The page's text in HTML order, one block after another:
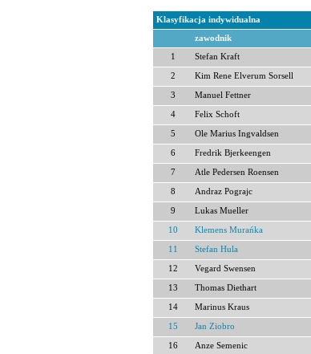
Klasyfikacja indywidualna
zawodnik
1 Stefan Kraft
2 Kim Rene Elverum Sorsell
3 Manuel Fettner
4 Felix Schoft
5 Ole Marius Ingvaldsen
6 Fredrik Bjerkeengen
7 Atle Pedersen Roensen
8 Andraz Pograjc
9 Lukas Mueller
10 Klemens Murańka
11 Stefan Hula
12 Vegard Swensen
13 Thomas Diethart
14 Marinus Kraus
15 Jan Ziobro
16 Anze Semenic